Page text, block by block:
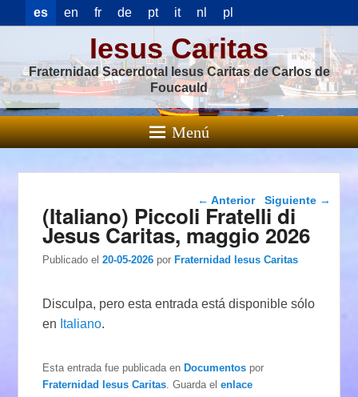
es en fr de pt it nl pl
Iesus Caritas
Fraternidad Sacerdotal Iesus Caritas de Carlos de
Foucauld
Menú
Navegación de
entradas
← Anterior Siguiente →
(Italiano) Piccoli Fratelli di
Jesus Caritas, maggio 2026
Publicado el 20-05-2026 porFraternidad Iesus Caritas
Disculpa, pero esta entrada está disponible sólo
en Italiano.
Esta entrada fue publicada enDocumentos por
Fraternidad Iesus Caritas . Guarda elenlace